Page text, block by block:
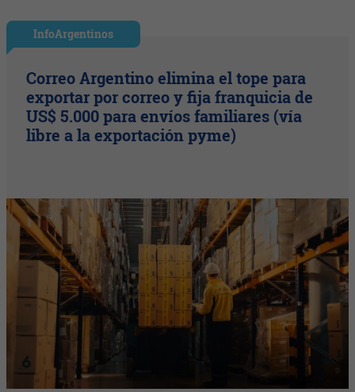
InfoArgentinos
Correo Argentino elimina el tope para
exportar por correo y fija franquicia de
US$ 5.000 para envíos familiares (vía
libre a la exportación pyme)